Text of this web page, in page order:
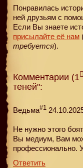
Понравилась
ней друзьям с
Если Вы знаете
присылайте её нам
требуется).
Комментарии (1
теней":
Ведьма#1
Не нужно этого
Вы медиум, Вам
профессионально.
Ответить